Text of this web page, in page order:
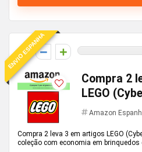
ENVIO ESPANHA
0
Compra 2
LEGO
Amazon
Compra 2 leva 3 em artigos LEGO
coleção com economia em